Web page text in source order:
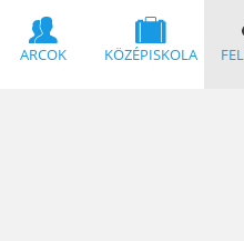
ARCOK KÖZÉPISKOLA